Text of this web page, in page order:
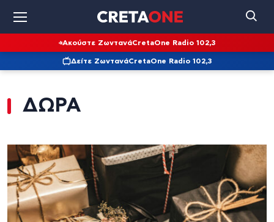
Ακούστε ΖωντανάCretaOne Radio 102,3
Δείτε ΖωντανάCretaOne Radio 102,3
ΔΩΡΑ